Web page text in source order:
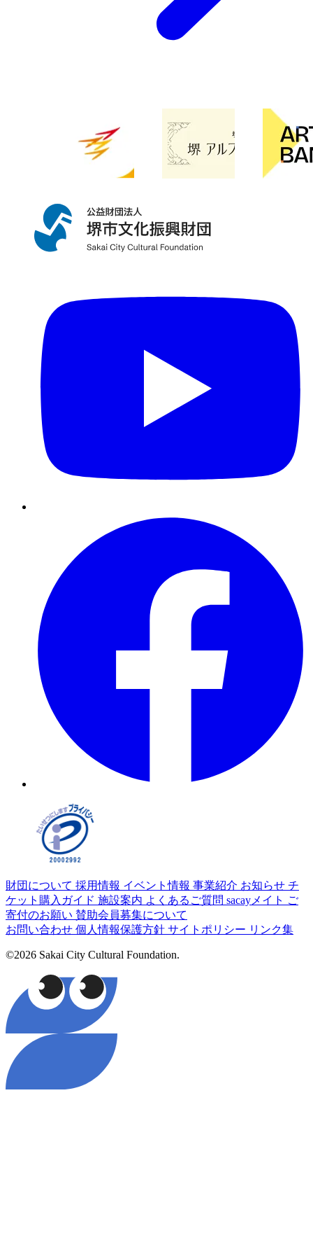
財団について 採用情報 イベント情報 事業紹介 お知らせ チ
ケット購入ガイド 施設案内 よくあるご質問 sacayメイト ご
寄付のお願い 賛助会員募集について
お問い合わせ 個人情報保護方針 サイトポリシー リンク集
©2026 Sakai City Cultural Foundation.